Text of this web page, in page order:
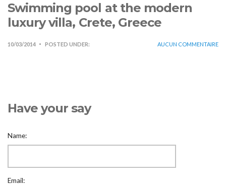
Swimming pool at the modern
luxury villa, Crete, Greece
10/03/2014 POSTED UNDER: AUCUN COMMENTAIRE
Have your say
Name:
Email: